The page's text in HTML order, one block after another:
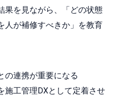
果を見ながら、「どの状態
人が補修すべきか」を教育
の連携が重要になる
施工管理DXとして定着させ